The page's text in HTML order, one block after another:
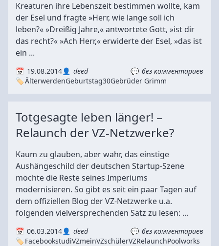
Kreaturen ihre Lebenszeit bestimmen wollte, kam
der Esel und fragte »Herr, wie lange soll ich
leben?« »Dreißig Jahre,« antwortete Gott, »ist dir
das recht?« »Ach Herr,« erwiderte der Esel, »das ist
ein ...
19.08.2014 deed
без комментариев
ÄlterwerdenGeburtstag30Gebrüder Grimm
Totgesagte leben länger! –
Relaunch der VZ-Netzwerke?
Kaum zu glauben, aber wahr, das einstige
Aushängeschild der deutschen Startup-Szene
möchte die Reste seines Imperiums
modernisieren. So gibt es seit ein paar Tagen auf
dem offiziellen Blog der VZ-Netzwerke u.a.
folgenden vielversprechenden Satz zu lesen: ...
06.03.2014 deed
без комментариев
FacebookstudiVZmeinVZschülerVZRelaunchPoolworks